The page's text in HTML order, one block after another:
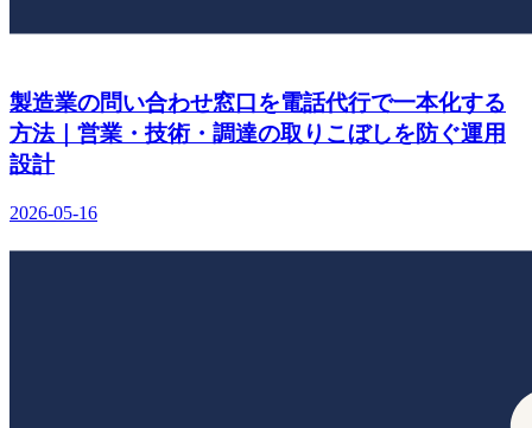
製造業の問い合わせ窓口を電話代行で一本化する
方法｜営業・技術・調達の取りこぼしを防ぐ運用
設計
2026-05-16